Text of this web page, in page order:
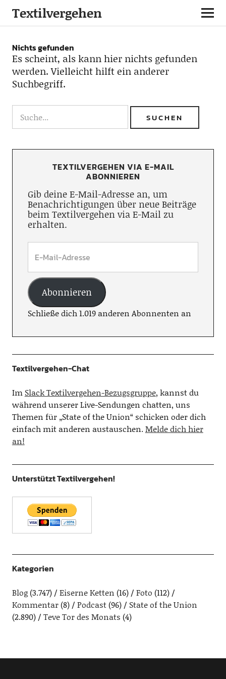
Textilvergehen
Nichts gefunden
Es scheint, als kann hier nichts gefunden
werden. Vielleicht hilft ein anderer
Suchbegriff.
TEXTILVERGEHEN VIA E-MAIL
ABONNIEREN
Gib deine E-Mail-Adresse an, um
Benachrichtigungen über neue Beiträge
beim Textilvergehen via E-Mail zu
erhalten.
Abonnieren
Schließe dich 1.019 anderen Abonnenten an
Textilvergehen-Chat
Im Slack Textilvergehen-Bezugsgruppe, kannst du
während unserer Live-Sendungen chatten, uns
Themen für „State of the Union“ schicken oder dich
einfach mit anderen austauschen.Melde dich hier
an!
Unterstützt Textilvergehen!
Kategorien
Blog(3.747) Eiserne Ketten (16) Foto (112)
Kommentar(8) Podcast(96)
State of the Union
(2.890)
Teve Tor des Monats (4)